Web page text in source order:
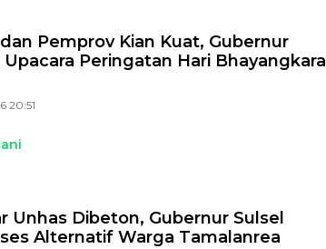
Pemprov Kian Kuat, Gubernur
Peringatan Hari Bhayangkara
20:51
Unhas Dibeton, Gubernur Sulsel
Alternatif Warga Tamalanrea